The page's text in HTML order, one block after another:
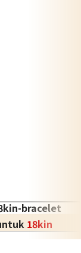
bracelet
18kin